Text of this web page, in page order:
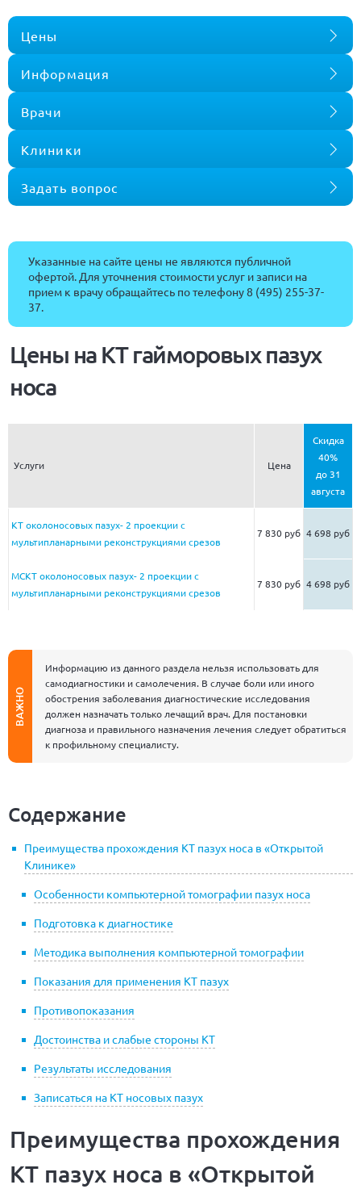
Цены
Информация
Врачи
Клиники
Задать вопрос
Указанные на сайте цены не являются публичной
офертой. Для уточнения стоимости услуг и записи на
прием к врачу обращайтесь по телефону8 (495) 255-37-
37.
Цены на КТ гайморовых пазух
носа
Услуги Цена
Скидка
40%
до 31
августа
КТ околоносовых пазух- 2 проекции с
мультипланарными реконструкциями срезов
7 830 руб 4 698 руб
МСКТ околоносовых пазух- 2 проекции с
мультипланарными реконструкциями срезов
7 830 руб 4 698 руб
ВАЖНО
Информацию из данного раздела нельзя использовать для
самодиагностики и самолечения. В случае боли или иного
обострения заболевания диагностические исследования
должен назначать только лечащий врач. Для постановки
диагноза и правильного назначения лечения следует обратиться
к профильному специалисту.
Содержание
Преимущества прохождения КТ пазух носа в «Открытой
Клинике»
Особенности компьютерной томографии пазух носа
Подготовка к диагностике
Методика выполнения компьютерной томографии
Показания для применения КТ пазух
Противопоказания
Достоинства и слабые стороны КТ
Результаты исследования
Записаться на КТ носовых пазух
Преимущества прохождения
КТ пазух носа в «Открытой